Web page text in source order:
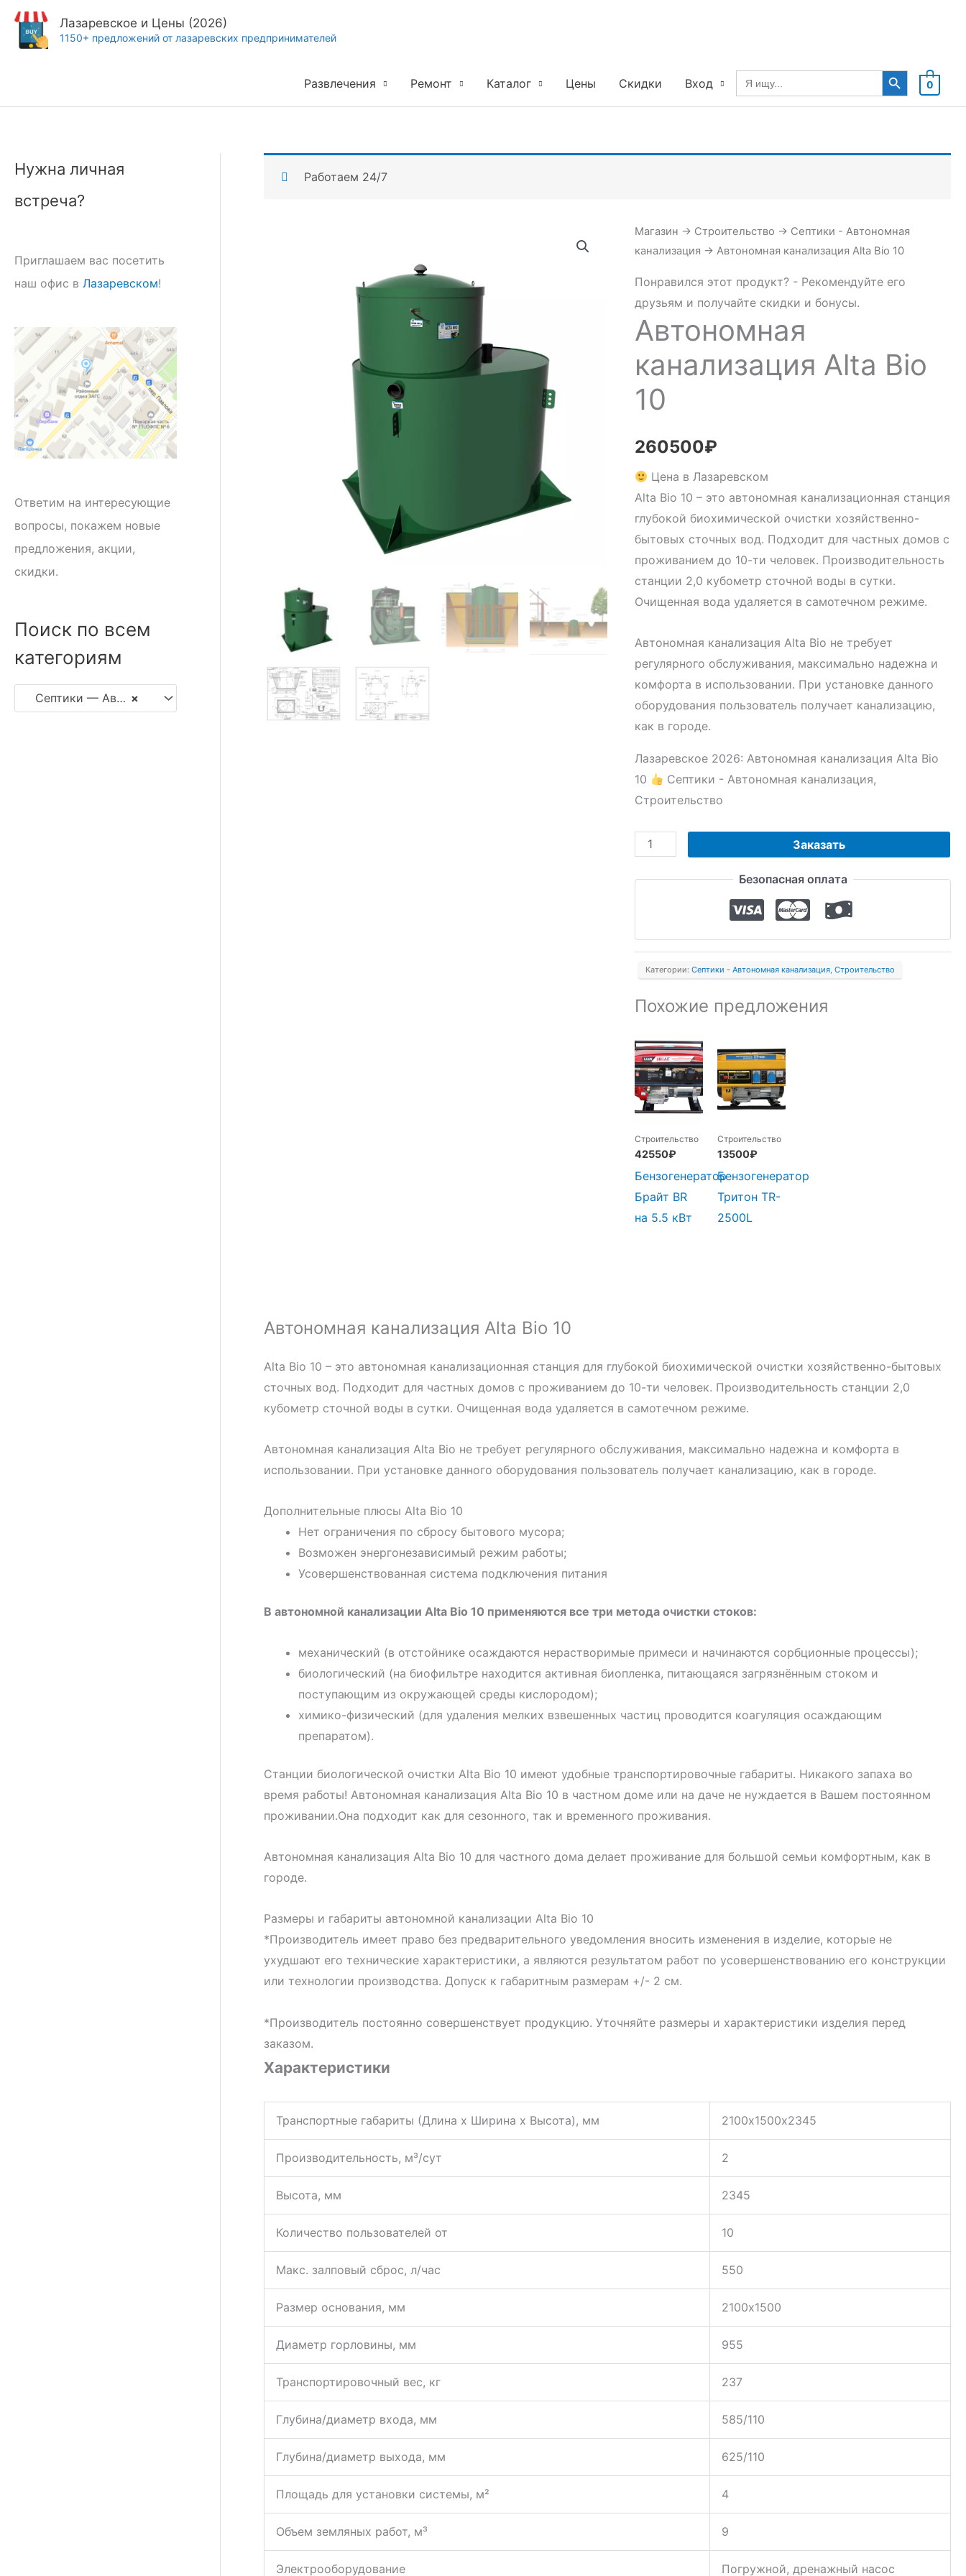
Перейти
содержимому
Лазаревское и Цены (2026)
1150+ предложений от лазаревских предпринимателей
Развлечения Ремонт Каталог Цены Скидки Вход
Search
for:
Search Button
0
Нужна личная
встреча?
Приглашаем вас посетить
наш офис в Лазаревском!
Ответим на интересующие
вопросы, покажем новые
предложения, акции,
скидки.
Поиск по всем
категориям
×
Септики — Автономная канализация
Работаем 24/7
Магазин → Строительство → Септики - Автономная
канализация →Автономная канализация Alta Bio 10
Понравился этот продукт? - Рекомендуйте его
друзьям и получайте скидки и бонусы.
Автономная
канализация Alta Bio
10
260500₽
Цена в Лазаревском
Alta Bio 10 – это автономная канализационная станция
глубокой биохимической очистки хозяйственно-
бытовых сточных вод. Подходит для частных домов с
проживанием до 10-ти человек. Производительность
станции 2,0 кубометр сточной воды в сутки.
Очищенная вода удаляется в самотечном режиме.
Автономная канализация Alta Bio не требует
регулярного обслуживания, максимально надежна и
комфорта в использовании. При установке данного
оборудования пользователь получает канализацию,
как в городе.
Лазаревское 2026: Автономная канализация Alta Bio
10
Септики - Автономная канализация,
Строительство
Количество
товара
Автономная
Bio
10
Заказать
Безопасная оплата
Категории:Септики - Автономная канализация,Строительство
Похожие предложения
Строительство
42550₽
Бензогенератор
Брайт BR
на 5.5 кВт
Строительство
13500₽
Бензогенератор
Тритон TR-
2500L
Автономная канализация Alta Bio 10
Alta Bio 10 – это автономная канализационная станция для глубокой биохимической очистки хозяйственно-бытовых
сточных вод. Подходит для частных домов с проживанием до 10-ти человек. Производительность станции 2,0
кубометр сточной воды в сутки. Очищенная вода удаляется в самотечном режиме.
Автономная канализация Alta Bio не требует регулярного обслуживания, максимально надежна и комфорта в
использовании. При установке данного оборудования пользователь получает канализацию, как в городе.
Дополнительные плюсы Alta Bio 10
Нет ограничения по сбросу бытового мусора;
Возможен энергонезависимый режим работы;
Усовершенствованная система подключения питания
В автономной канализации Alta Bio 10 применяются все три метода очистки стоков:
механический (в отстойнике осаждаются нерастворимые примеси и начинаются сорбционные процессы);
биологический (на биофильтре находится активная биопленка, питающаяся загрязнённым стоком и
поступающим из окружающей среды кислородом);
химико-физический (для удаления мелких взвешенных частиц проводится коагуляция осаждающим
препаратом).
Станции биологической очистки Alta Bio 10 имеют удобные транспортировочные габариты. Никакого запаха во
время работы! Автономная канализация Alta Bio 10 в частном доме или на даче не нуждается в Вашем постоянном
проживании.Она подходит как для сезонного, так и временного проживания.
Автономная канализация Alta Bio 10 для частного дома делает проживание для большой семьи комфортным, как в
городе.
Размеры и габариты автономной канализации Alta Bio 10
*Производитель имеет право без предварительного уведомления вносить изменения в изделие, которые не
ухудшают его технические характеристики, а являются результатом работ по усовершенствованию его конструкции
или технологии производства. Допуск к габаритным размерам +/- 2 см.
заказом.
Характеристики
Транспортные габариты (Длина х Ширина х Высота), мм 2100х1500х2345
Производительность, м³/сут 2